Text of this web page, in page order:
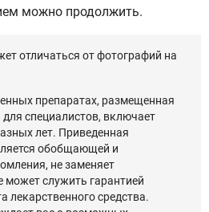
можно продолжить.
отличаться от фотографий на
препаратах, размещенная
для специалистов, включает
лет. Приведенная
обобщающей и
не заменяет
может служить гарантией
лекарственного средства.